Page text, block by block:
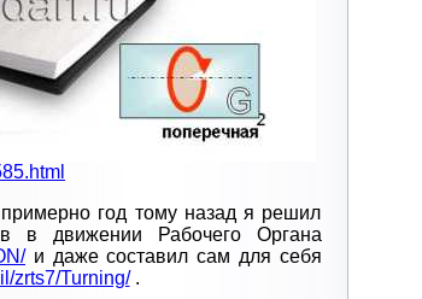
год тому назад я решил
в движении Рабочего Органа
и даже составил сам для себя
zrts7/Turning/.